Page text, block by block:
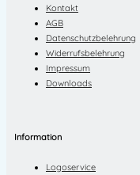
Kontakt
AGB
Datenschutzbelehrung
Widerrufsbelehrung
Impressum
Downloads
Information
Logoservice